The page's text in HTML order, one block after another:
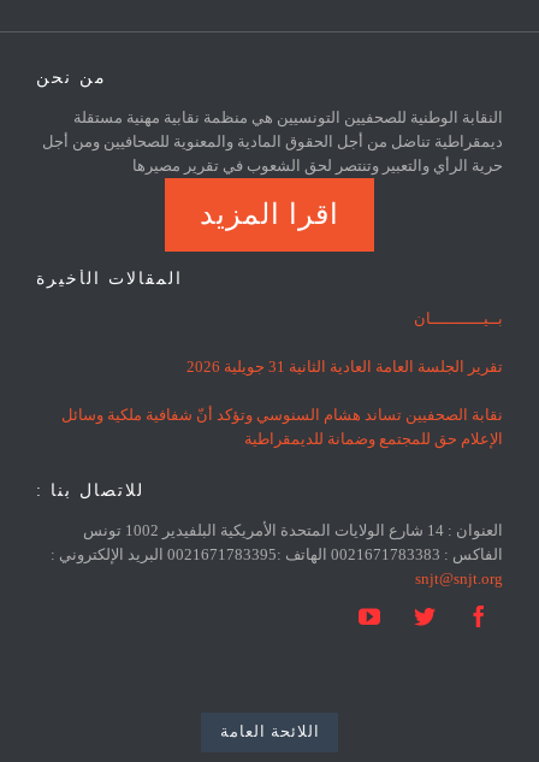
من نحن
النقابة الوطنية للصحفيين التونسيين هي منظمة نقابية مهنية مستقلة
ديمقراطية تناضل من أجل الحقوق المادية والمعنوية للصحافيين ومن أجل
حرية الرأي والتعبير وتنتصر لحق الشعوب في تقرير مصيرها
اقرا المزيد
المقالات الأخيرة
بــيـــــــــــان
تقرير الجلسة العامة العادية الثانية 31 جويلية 2026
نقابة الصحفيين تساند هشام السنوسي وتؤكد أنّ شفافية ملكية وسائل
الإعلام حق للمجتمع وضمانة للديمقراطية
للاتصال بنا :
العنوان : 14 شارع الولايات المتحدة الأمريكية البلفيدير 1002 تونس
الفاكس : 0021671783383 الهاتف :0021671783395 البريد الإلكتروني :
snjt@snjt.org



اللائحة العامة